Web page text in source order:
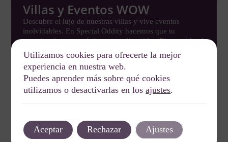
Villas y Eventos WOW
Descubre el lujo de nuestras villas y vive eventos
inolvidables. En Special Oddity hacemos que tu
experiencia sea tan única como divertida. ¡Bienvenido al
lifestyle!
Ver más
Utilizamos cookies para ofrecerte la mejor
experiencia en nuestra web.
Puedes aprender más sobre qué cookies
utilizamos o desactivarlas en losajustes.
Aceptar Rechazar Ajustes